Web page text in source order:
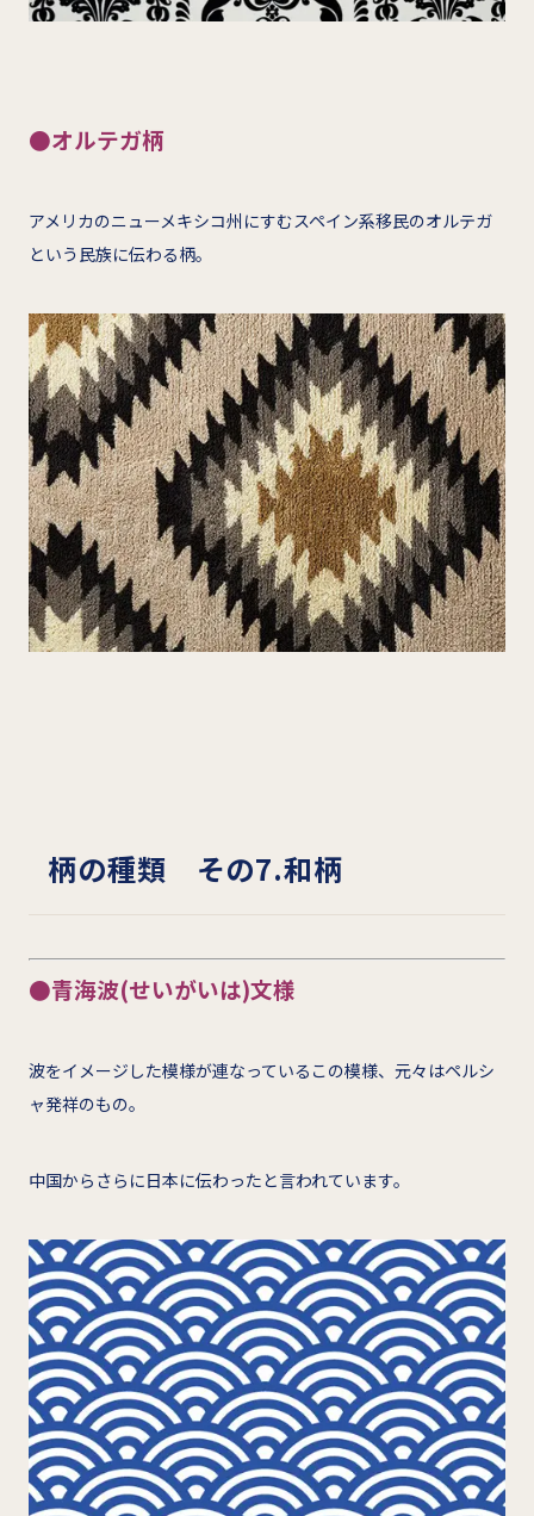
●オルテガ柄
アメリカのニューメキシコ州にすむスペイン系移民のオルテガ
という民族に伝わる柄。
柄の種類 その7.和柄
●青海波(せいがいは)文様
波をイメージした模様が連なっているこの模様、元々はペルシ
ャ発祥のもの。
中国からさらに日本に伝わったと言われています。